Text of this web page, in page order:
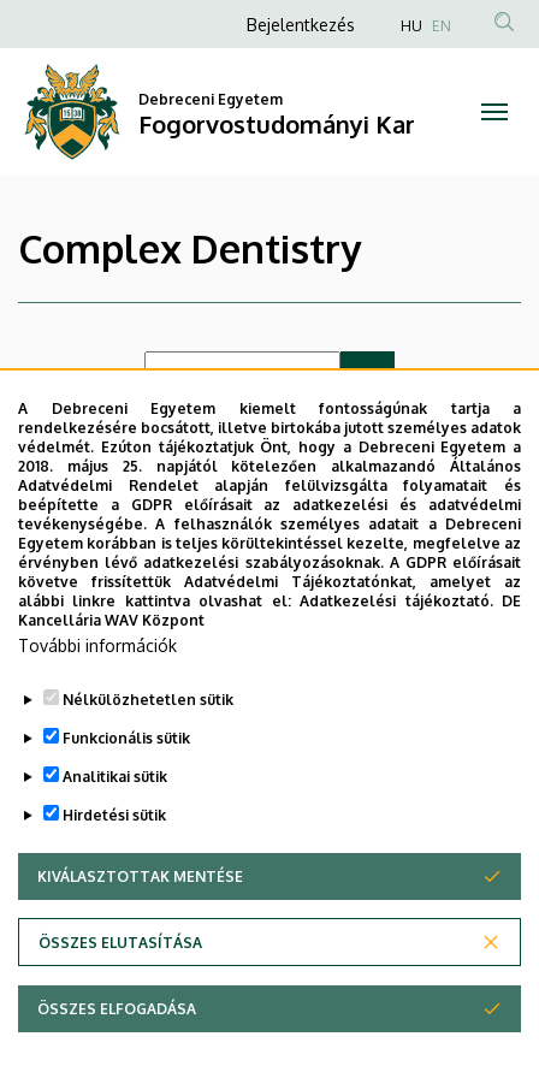
Fogorvostudományi
Kar
a
tartalomra
Anonim
fiók
menüje
Bejelentkezés HU EN
Debreceni Egyetem
Fogorvostudományi Kar
Complex Dentistry
Lista nézet Ikon nézet
IV. year
Topics
Adatvédelem
Copyright © 2026 Unideb
A Debreceni Egyetem kiemelt fontosságúnak tartja a
rendelkezésére bocsátott, illetve birtokába jutott személyes adatok
védelmét. Ezúton tájékoztatjuk Önt, hogy a Debreceni Egyetem a
2018. május 25. napjától kötelezően alkalmazandó Általános
Adatvédelmi Rendelet alapján felülvizsgálta folyamatait és
beépítette a GDPR előírásait az adatkezelési és adatvédelmi
tevékenységébe. A felhasználók személyes adatait a Debreceni
Egyetem korábban is teljes körültekintéssel kezelte, megfelelve az
érvényben lévő adatkezelési szabályozásoknak. A GDPR előírásait
követve frissítettük Adatvédelmi Tájékoztatónkat, amelyet az
alábbi linkre kattintva olvashat el:Adatkezelési tájékoztató. DE
Kancellária WAV Központ
További információk
Nélkülözhetetlen sütik
Funkcionális sütik
Analitikai sütik
Hirdetési sütik
KIVÁLASZTOTTAK MENTÉSE
ÖSSZES ELUTASÍTÁSA
WITHDRAW CONSENT
ÖSSZES ELFOGADÁSA